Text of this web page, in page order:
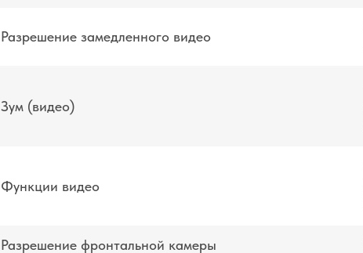
Разрешение замедленного видео
Зум (видео)
Функции видео
Разрешение фронтальной камеры